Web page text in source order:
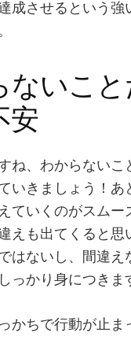
成させるという強
ないこと
安
ね、わからないこ
いきましょう！あ
ていくのがスムー
えも出てくると思
はないし、間違え
っかり身につきま
かちで行動が止ま